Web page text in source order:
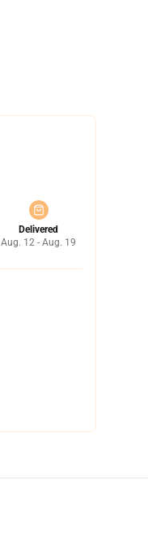
Delivered
Aug. 12 - Aug. 19